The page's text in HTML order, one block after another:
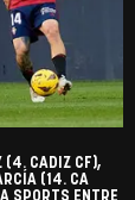
(4. CADIZ CF),
(14. CA
SPORTS ENTRE